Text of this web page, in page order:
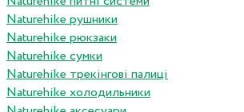
Naturehike рушники
Naturehike рюкзаки
Naturehike сумки
Naturehike трекінгові палиці
Naturehike холодильники